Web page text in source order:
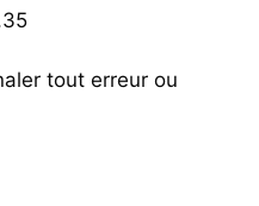
tout erreur ou